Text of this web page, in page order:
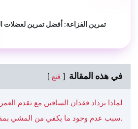
تمرين الفزاعة: أفضل تمرين لعضلات
في هذه المقالة قنع
لماذا يزداد فقدان الساقين مع تقدم
سبب عدم وجود ما يكفي من المشي بمفردك.